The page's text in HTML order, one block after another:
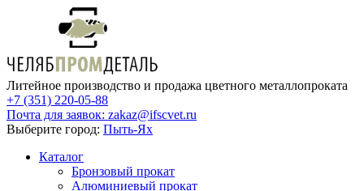
Литейное производство и продажа цветного металлопроката
+7 (351) 220-05-88
Почта для заявок: zakaz@ifscvet.ru
Выберите город: Пыть-Ях
Каталог
Бронзовый прокат
Алюминиевый прокат